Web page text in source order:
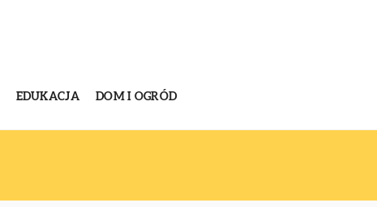
EDUKACJA DOM I OGRÓD